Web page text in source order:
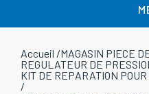
Accueil /MAGASIN PIECE
REGULATEUR DE
KIT DE REPARATION
/